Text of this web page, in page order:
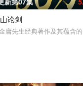
兄弟争夺、传统文化、实
亡母坐红衣花轿现身。
新第07集
论剑
庸先生经典著作及其蕴含